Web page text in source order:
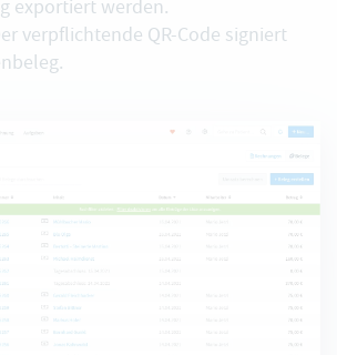
exportiert werden.
verpflichtende QR-Code signiert